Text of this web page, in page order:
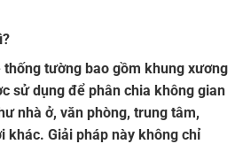
tường bao gồm khung xương
sử dụng để phân chia không gian
nhà ở, văn phòng, trung tâm,
khác. Giải pháp này không chỉ